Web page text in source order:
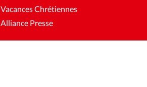
Vacances Chrétiennes
Alliance Presse